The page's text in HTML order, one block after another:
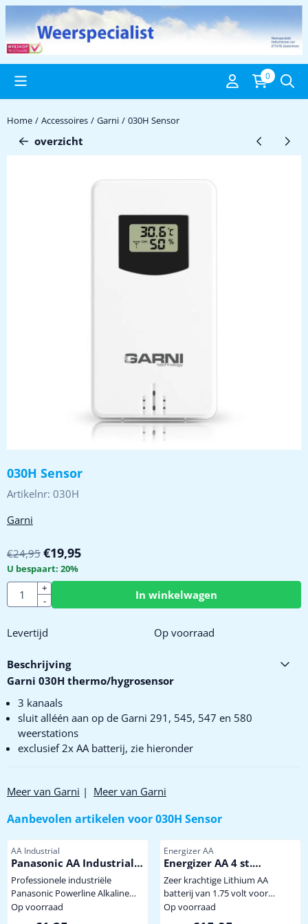
Cookievoorkeuren zijn beschikbaar. Kies instellingen of sta alle
0
Home / Accessoires / Garni / 030H Sensor
overzicht
030H Sensor
Artikelnr: 030H
Garni
€24,95 €19,95
U bespaart: 20%
Aantal
+
-
In winkelwagen
Levertijd Op voorraad
Beschrijving
Garni 030H thermo/hygrosensor
3 kanaals
sluit alléén aan op de Garni 291, 545, 547 en 580
weerstations
exclusief 2x AA batterij, zie hieronder
Meer van Garni | Meer van Garni
Aanbevolen artikelen voor030H Sensor
Artikelnummer
AA Industrial
Panasonic AA Industrial
Powerline
Professionele industriële
Panasonic Powerline Alkaline
batterij met hoge capaciteit dus
Op voorraad
Artikelnummer
Energizer AA
Energizer AA 4 st.
Extreem krachtige
Winterbestendige
Lithium Batterij
Zeer krachtige Lithium AA
batterij van 1.75 volt voor
gebruik onder extreem zware
Op voorraad